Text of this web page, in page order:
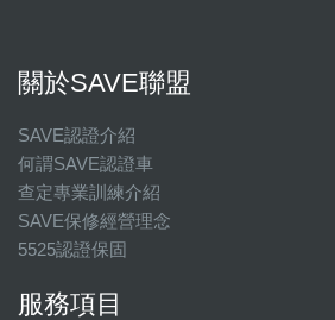
關於SAVE聯盟
SAVE認證介紹
何謂SAVE認證車
查定專業訓練介紹
SAVE保修經營理念
5525認證保固
服務項目